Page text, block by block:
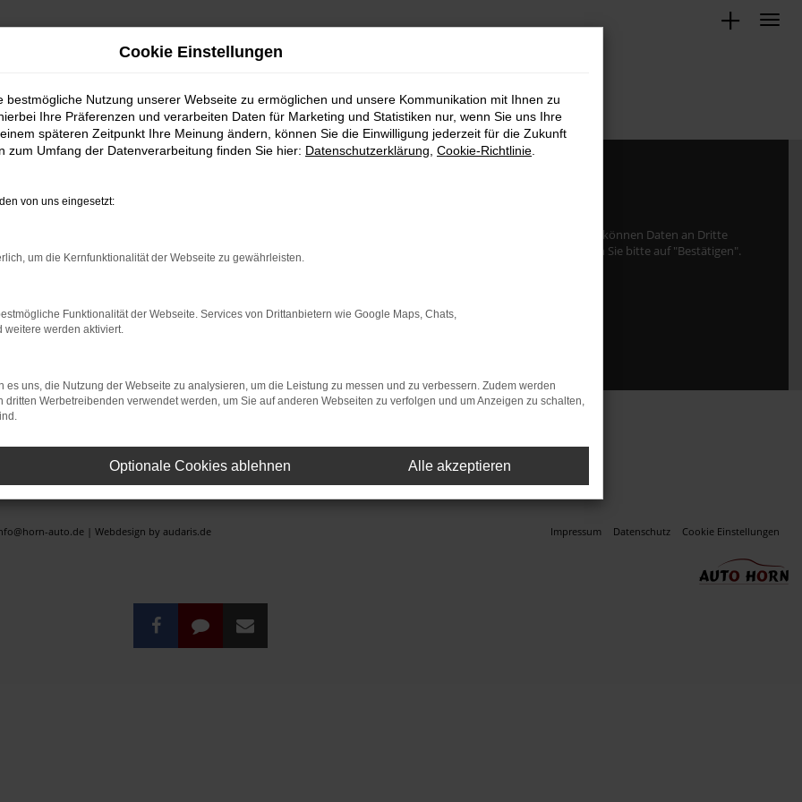
zu laden. Dabei können Daten an Dritte
weitergegeben werden. Wenn Sie damit einverstanden sind, klicken Sie bitte auf "Bestätigen".
Bestätigen
ehemaligen unverbindlichen Preisempfehlung des Herstellers am Tag der Erstzulassung (Neupreis).
vorbehalten.
Impressum Datenschutz Cookie Einstellungen
auto.de | Webdesign by audaris.de
Cookie Einstellungen
bestmögliche Nutzung unserer Webseite zu ermöglichen und unsere Kommunikation mit Ihnen zu
Ihre Präferenzen und verarbeiten Daten für Marketing und Statistiken nur, wenn Sie uns Ihre
späteren Zeitpunkt Ihre Meinung ändern, können Sie die Einwilligung jederzeit für die Zukunft
zum Umfang der Datenverarbeitung finden Sie hier: Datenschutzerklärung Cookie-Richtlinie
von uns eingesetzt:
um die Kernfunktionalität der Webseite zu gewährleisten.
Funktionalität der Webseite. Services von Drittanbietern wie Google Maps, Chats,
weitere werden aktiviert.
es uns, die Nutzung der Webseite zu analysieren, um die Leistung zu messen und zu verbessern. Zudem werden
dritten Werbetreibenden verwendet werden, um Sie auf anderen Webseiten zu verfolgen und um Anzeigen zu schalten,
Optionale Cookies ablehnen Alle akzeptieren